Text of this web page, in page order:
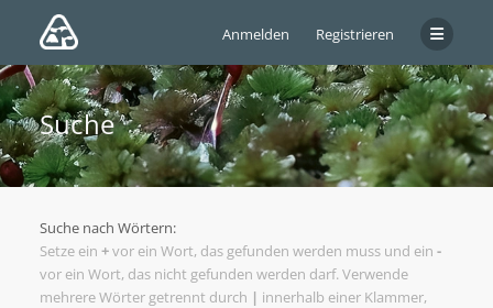
Anmelden Registrieren
Suche
Suche nach Wörtern:
Setze ein +vor ein Wort, das gefunden werden muss und ein -
vor ein Wort, das nicht gefunden werden darf. Verwende
mehrere Wörter getrennt durch | innerhalb einer Klammer,